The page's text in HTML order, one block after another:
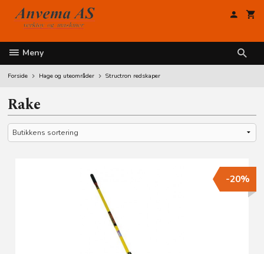
innholdet
Meny
Forside Hage og uteområder Structron redskaper
Rake
-20%